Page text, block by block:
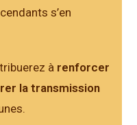
s’en
à renforcer
la transmission